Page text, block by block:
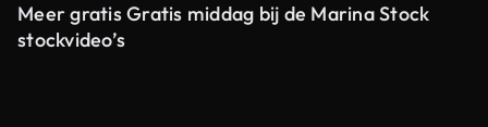
Meer gratis Gratis middag bij de Marina Stock
stockvideo’s